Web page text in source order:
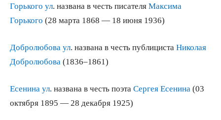
Горького ул. названа в честь писателя Максима
Горького (28 марта 1868 — 18 июня 1936)
Добролюбова ул. названа в честь публициста Николая
Добролюбова (1836–1861)
Есенина ул. названа в честь поэта Сергея Есенина (03
октября 1895 — 28 декабря 1925)